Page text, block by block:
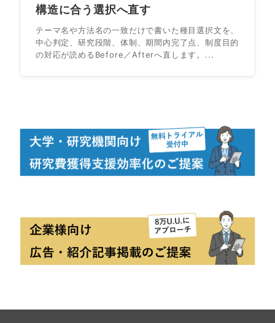
構造に合う選択へ直す
テーマ名や方法名の一致だけで書いた種目選択文を、
中心判定、研究段階、体制、期間内完了点、制度目的
の対応が読めるBefore／Afterへ直します。...